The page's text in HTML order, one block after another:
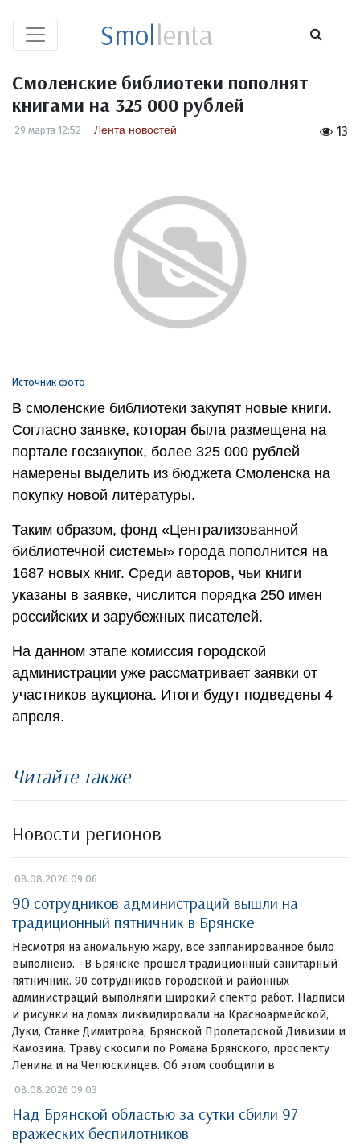
Smollenta
Смоленские библиотеки пополнят
книгами на 325 000 рублей
13
29 марта 12:52 Лента новостей
Источник фото
В cмоленские библиотеки закупят новые книги.
Согласно заявке, которая была размещена на
портале госзакупок, более 325 000 рублей
намерены выделить из бюджета Смоленска на
покупку новой литературы.
Таким образом, фонд «Централизованной
библиотечной системы» города пополнится на
1687 новых книг. Среди авторов, чьи книги
указаны в заявке, числится порядка 250 имен
российских и зарубежных писателей.
На данном этапе комиссия городской
администрации уже рассматривает заявки от
участников аукциона. Итоги будут подведены 4
апреля.
Читайте также
Новости регионов
08.08.2026 09:06
90 сотрудников администраций вышли на
традиционный пятничник в Брянске
Несмотря на аномальную жару, все запланированное было
выполнено. В Брянске прошел традиционный санитарный
пятничник. 90 сотрудников городской и районных
администраций выполняли широкий спектр работ. Надписи
и рисунки на домах ликвидировали на Красноармейской,
Дуки, Станке Димитрова, Брянской Пролетарской Дивизии и
Камозина. Траву скосили по Романа Брянского, проспекту
Ленина и на Челюскинцев. Об этом сообщили в
08.08.2026 09:03
Над Брянской областью за сутки сбили 97
вражеских беспилотников